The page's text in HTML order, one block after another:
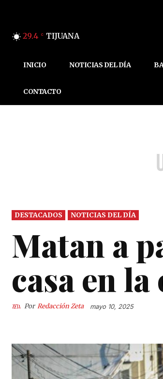
29.4 C TIJUANA
INICIO NOTICIAS DEL DÍA
CONTACTO
DESTACADOS NOTICIAS DEL DÍA
Matan a
casa en
Por Redacción Zeta mayo 10, 2025